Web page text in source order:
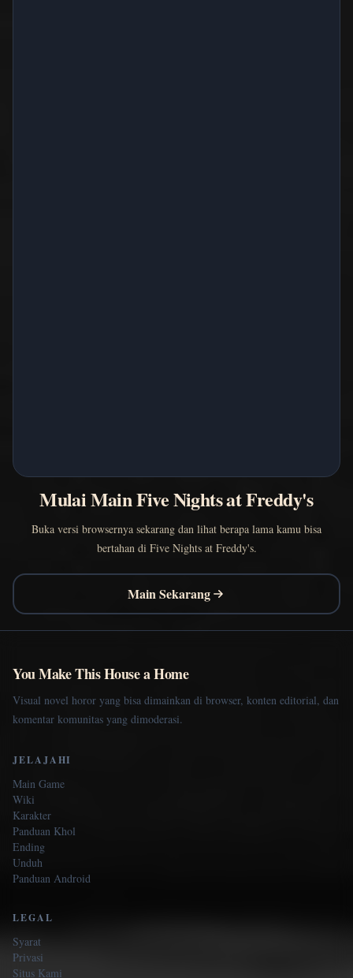
Mulai Main Five Nights at Freddy's
Buka versi browsernya sekarang dan lihat berapa lama kamu bisa
bertahan di Five Nights at Freddy's.
Main Sekarang
You Make This House a Home
Visual novel horor yang bisa dimainkan di browser, konten editorial, dan
komentar komunitas yang dimoderasi.
JELAJAHI
Main Game
Wiki
Karakter
Panduan Khol
Ending
Unduh
Panduan Android
LEGAL
Syarat
Privasi
Situs Kami